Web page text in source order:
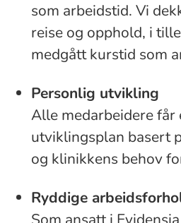
som arbeidstid. Vi
reise og opphold, i
medgått kurstid som
Personlig utvikling
Alle medarbeidere får
utviklingsplan basert
og klinikkens behov
Ryddige